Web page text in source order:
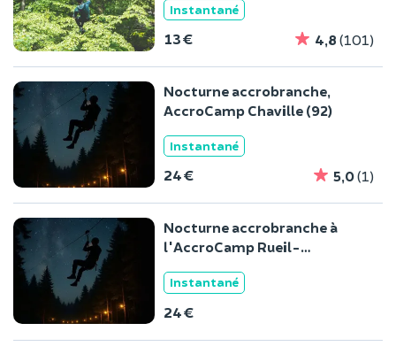
Instantané
13 € 4,8 (101)
Nocturne accrobranche,
AccroCamp Chaville (92)
Instantané
24 € 5,0(1)
Nocturne accrobranche à
l'AccroCamp Rueil-
Instantané
24 €